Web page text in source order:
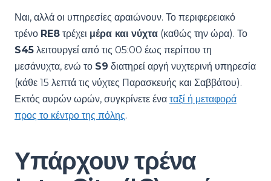
Ναι, αλλά οι υπηρεσίες αραιώνουν. Το περιφερειακό
τρένο RE8 τρέχει μέρα και νύχτα (καθώς την ώρα). Το
S45 λειτουργεί από τις 05:00 έως περίπου τη
μεσάνυχτα, ενώ το S9 διατηρεί αργή νυχτερινή υπηρεσία
(κάθε 15 λεπτά τις νύχτες Παρασκευής και Σαββάτου).
Εκτός αυρών ωρών, συγκρίνετε ένα ταξί ή μεταφορά
προς το κέντρο της πόλης.
Υπάρχουν τρένα